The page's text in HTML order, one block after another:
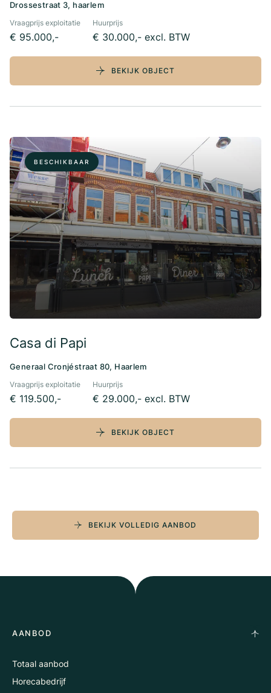
Drossestraat 3, haarlem
Vraagprijs exploitatie
€ 95.000,-
Huurprijs
€ 30.000,- excl. BTW
BEKIJK OBJECT
BESCHIKBAAR
Casa di Papi
Generaal Cronjéstraat 80, Haarlem
Vraagprijs exploitatie
€ 119.500,-
Huurprijs
€ 29.000,- excl. BTW
BEKIJK OBJECT
BEKIJK VOLLEDIG AANBOD
AANBOD
Totaal aanbod
Horecabedrijf